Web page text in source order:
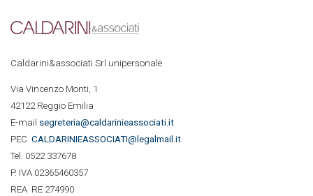
Caldarini&associati Srl unipersonale
Via Vincenzo Monti, 1
42122 Reggio Emilia
E-mail segreteria@caldarinieassociati.it
PEC CALDARINIEASSOCIATI@legalmail.it
Tel. 0522 337678
P. IVA 02365460357
REA RE 274990